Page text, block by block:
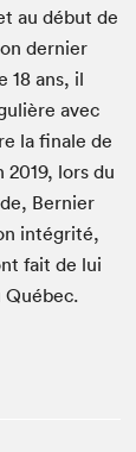
au début de
dernier
18 ans, il
avec
la finale de
2019, lors du
Bernier
intégrité,
fait de lui
Québec.